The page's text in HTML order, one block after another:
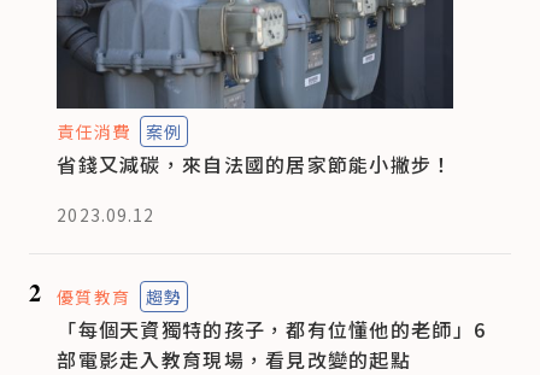
責任消費 案例
省錢又減碳，來自法國的居家節能小撇步！
2023.09.12
2 優質教育 趨勢
「每個天資獨特的孩子，都有位懂他的老師」6
部電影走入教育現場，看見改變的起點